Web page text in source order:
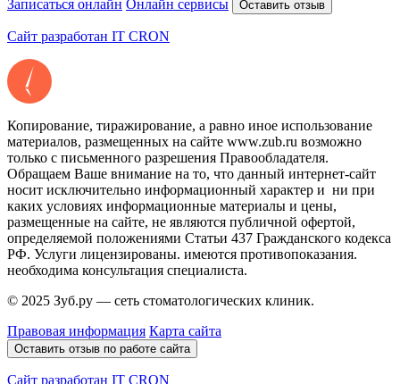
Записаться онлайн Онлайн сервисы Оставить отзыв
Сайт разработан IT CRON
Копирование, тиражирование, а равно иное использование
материалов, размещенных на сайте www.zub.ru возможно
только с письменного разрешения Правообладателя.
Обращаем Ваше внимание на то, что данный интернет-сайт
носит исключительно информационный характер и ни при
каких условиях информационные материалы и цены,
размещенные на сайте, не являются публичной офертой,
определяемой положениями Статьи 437 Гражданского кодекса
РФ. Услуги лицензированы. имеются противопоказания.
необходима консультация специалиста.
© 2025 Зуб.ру — сеть стоматологических клиник.
Правовая информация Карта сайта
Оставить отзыв по работе сайта
Сайт разработан IT CRON